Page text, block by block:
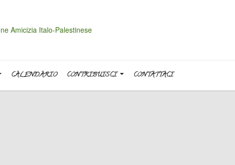
CALENDARIO CONTRIBUISCI CONTATTACI